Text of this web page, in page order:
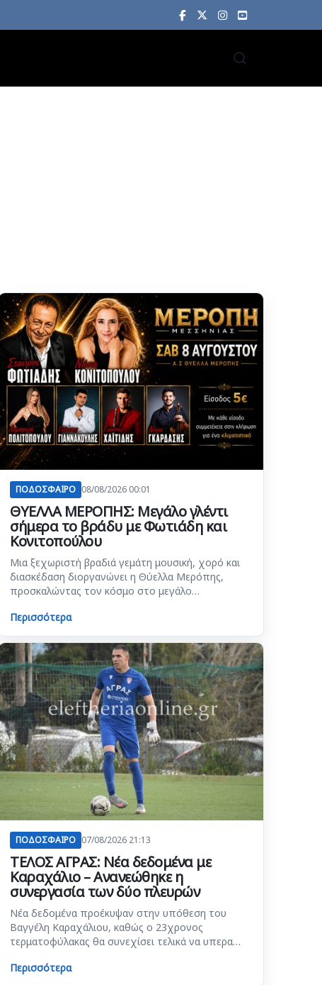
ΠΟΔΟΣΦΑΙΡΟ 08/08/2026 00:01
ΘΥΕΛΛΑ ΜΕΡΟΠΗΣ: Μεγάλο γλέντι
σήμερα το βράδυ με Φωτιάδη και
Κονιτοπούλου
Μια ξεχωριστή βραδιά γεμάτη μουσική, χορό και
διασκέδαση διοργανώνει η Θύελλα Μερόπης,
προσκαλώντας τον κόσμο στο μεγάλο…
Περισσότερα
ΠΟΔΟΣΦΑΙΡΟ 07/08/2026 21:13
ΤΕΛΟΣ ΑΓΡΑΣ: Νέα δεδομένα με
Καραχάλιο – Ανανεώθηκε η
συνεργασία των δύο πλευρών
Νέα δεδομένα προέκυψαν στην υπόθεση του
Βαγγέλη Καραχάλιου, καθώς ο 23χρονος
τερματοφύλακας θα συνεχίσει τελικά να υπερα…
Περισσότερα